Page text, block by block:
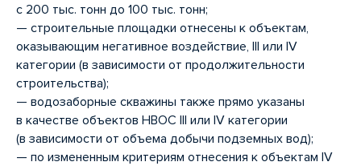
с 200 тыс. тонн до 100 тыс. тонн;
— строительные площадки отнесены к объектам,
оказывающим негативное воздействие, III или IV
категории (в зависимости от продолжительности
строительства);
— водозаборные скважины также прямо указаны
в качестве объектов НВОС III или IV категории
(в зависимости от объема добычи подземных вод);
— по измененным критериям отнесения к объектам IV